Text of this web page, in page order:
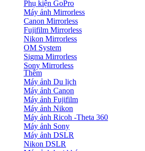
Phụ kiện GoPro
Máy ảnh Mirrorless
Canon Mirrorless
Fujifilm Mirrorless
Nikon Mirrorless
OM System
Sigma Mirrorless
Sony Mirrorless
Thêm
Máy ảnh Du lịch
Máy ảnh Canon
Máy ảnh Fujifilm
Máy ảnh Nikon
Máy ảnh Ricoh -Theta 360
Máy ảnh Sony
Máy ảnh DSLR
Nikon DSLR